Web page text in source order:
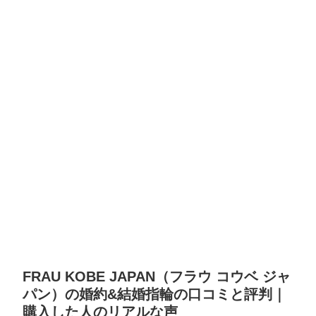
FRAU KOBE JAPAN（フラウ コウベ ジャ
パン）の婚約&結婚指輪の口コミと評判｜
購入した人のリアルな声